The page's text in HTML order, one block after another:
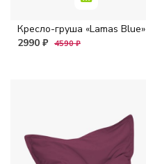
Кресло-груша «Lamas Blue»
2990 ₽ 4590 ₽